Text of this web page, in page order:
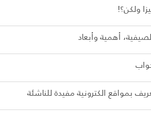
ولكن؟!
أهمية وأبعاد
بمواقع الكترونية مفيدة للناشئة